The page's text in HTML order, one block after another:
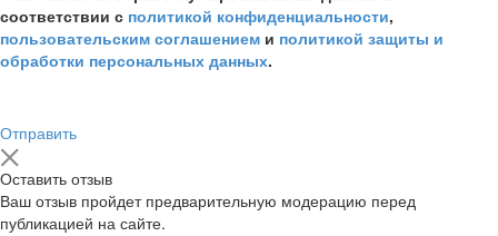
соответствии с политикой конфиденциальности,
пользовательским соглашением и политикой защиты и
обработки персональных данных.
Отправить
Оставить отзыв
Ваш отзыв пройдет предварительную модерацию перед
публикацией на сайте.